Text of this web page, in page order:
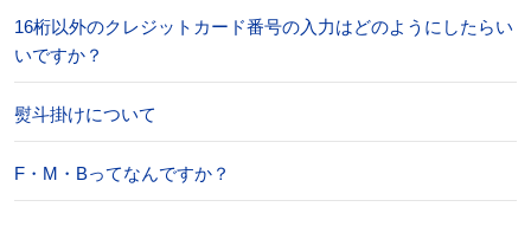
16桁以外のクレジットカード番号の入力はどのようにしたらい
いですか？
熨斗掛けについて
F・M・Bってなんですか？